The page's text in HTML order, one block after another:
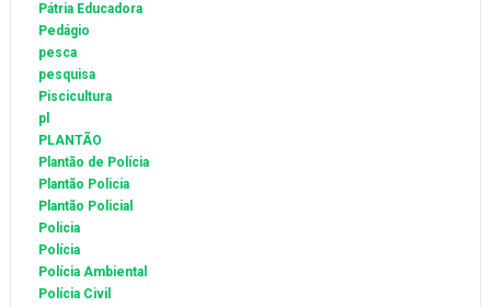
Pátria Educadora
Pedágio
pesca
pesquisa
Piscicultura
pl
PLANTÃO
Plantão de Polícia
Plantão Policia
Plantão Policial
Policia
Polícia
Polícia Ambiental
Polícia Civil